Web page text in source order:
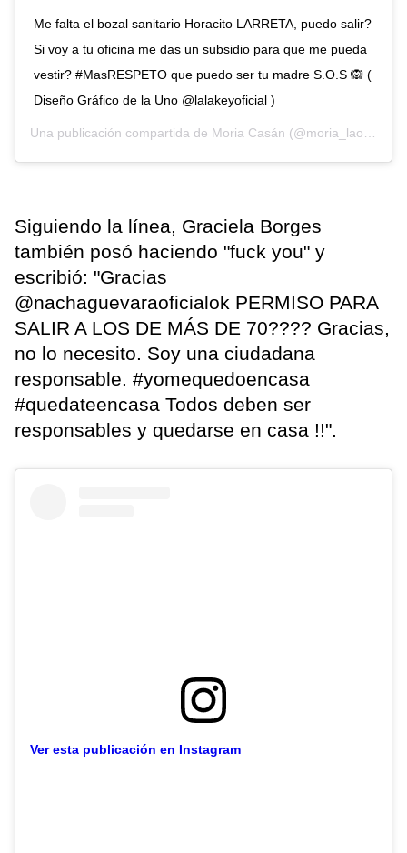
Me falta el bozal sanitario Horacito LARRETA, puedo salir?
Si voy a tu oficina me das un subsidio para que me pueda
vestir? #MasRESPETO que puedo ser tu madre S.O.S 🙉 (
Diseño Gráfico de la Uno @lalakeyoficial )
Una publicación compartida de Moria Casán (@moria_laone) el
Siguiendo la línea, Graciela Borges
también posó haciendo "fuck you" y
escribió: "Gracias
@nachaguevaraoficialok PERMISO PARA
SALIR A LOS DE MÁS DE 70???? Gracias,
no lo necesito. Soy una ciudadana
responsable. #yomequedoencasa
#quedateencasa Todos deben ser
responsables y quedarse en casa !!".
Ver esta publicación en Instagram